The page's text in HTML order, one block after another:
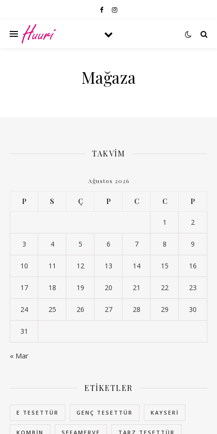
Mağaza
TAKVIM
Ağustos 2026
P S Ç P C C P
1 2
3 4 5 6 7 8 9
10 11 12 13 14 15 16
17 18 19 20 21 22 23
24 25 26 27 28 29 30
31
« Mar
ETIKETLER
E TESETTÜR GENÇ TESETTÜR KAYSERI
KOMBIN SEFAMERVE TARZ TESETTÜR